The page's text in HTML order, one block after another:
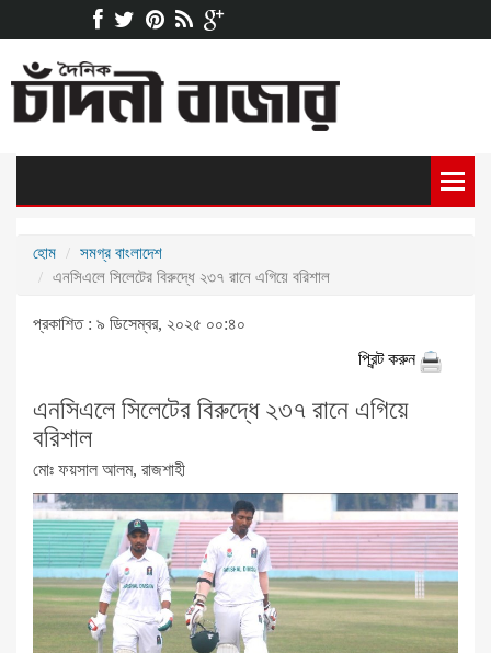
হোম
সমগ্র বাংলাদেশ
এনসিএলে সিলেটের বিরুদ্ধে ২৩৭ রানে এগিয়ে বরিশাল
প্রকাশিত : ৯ ডিসেম্বর, ২০২৫ ০০:৪০
প্রিন্ট করুন
এনসিএলে সিলেটের বিরুদ্ধে ২৩৭ রানে এগিয়ে
বরিশাল
মোঃ ফয়সাল আলম, রাজশাহী